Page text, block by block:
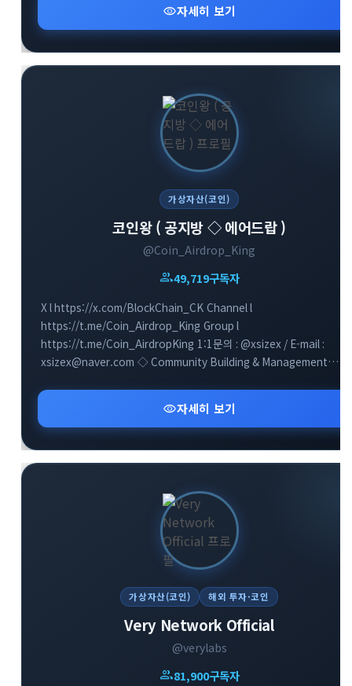
visibility자세히 보기
가상자산(코인)
코인왕 ( 공지방 ◇ 에어드랍 )
@Coin_Airdrop_King
group49,719구독자
X l https://x.com/BlockChain_CK Channel l
https://t.me/Coin_Airdrop_King Group l
https://t.me/Coin_AirdropKing 1:1문의 : @xsizex / E-mail :
xsizex@naver.com ◇ Community Building & Management
visibility자세히 보기
가상자산(코인) 해외 투자·코인
Very Network Official
@verylabs
group81,900구독자